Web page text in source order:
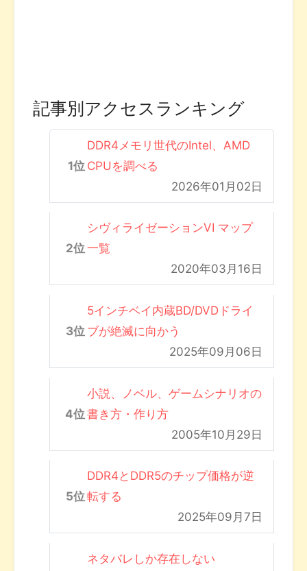
記事別アクセスランキング
DDR4メモリ世代のIntel、AMD
CPUを調べる
2026年01月02日
シヴィライゼーションVI マップ
一覧
2020年03月16日
5インチベイ内蔵BD/DVDドライ
ブが絶滅に向かう
2025年09月06日
小説、ノベル、ゲームシナリオの
書き方・作り方
2005年10月29日
DDR4とDDR5のチップ価格が逆
転する
2025年09月7日
ネタバレしか存在しない